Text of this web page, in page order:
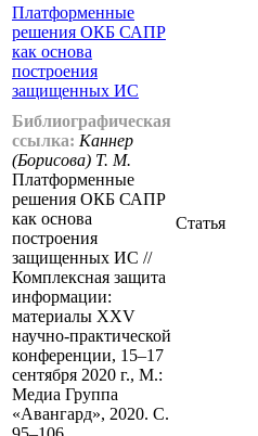
Платформенные
решения ОКБ САПР
как основа
построения
защищенных ИС
Библиографическая
ссылка: Каннер
(Борисова) Т. М.
Платформенные
решения ОКБ САПР
как основа
построения
защищенных ИС //
Комплексная защита
информации:
материалы XXV
научно-практической
конференции, 15–17
сентября 2020 г., М.:
Медиа Группа
«Авангард», 2020. С.
Статья